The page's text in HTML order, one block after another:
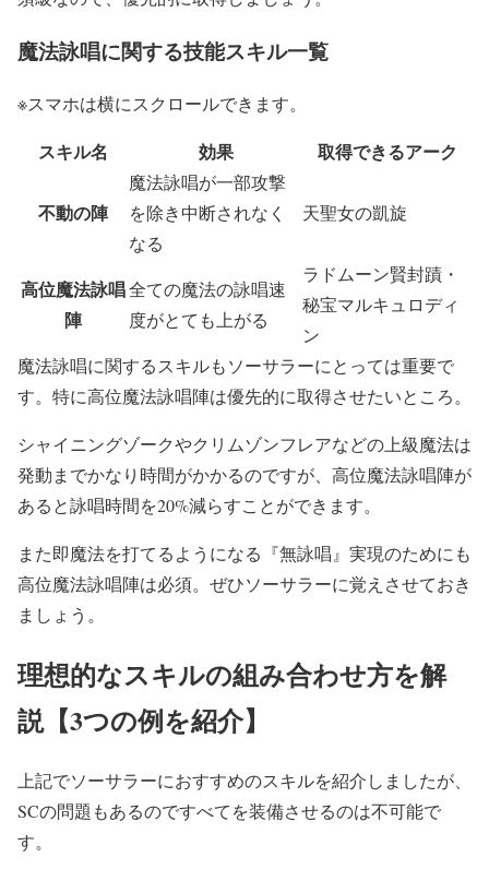
魔法詠唱に関する技能スキル一覧
※スマホは横にスクロールできます。
スキル名 効果 取得できるアーク
不動の陣
魔法詠唱が一部攻撃
を除き中断されなく
なる
天聖女の凱旋
高位魔法詠唱
陣
全ての魔法の詠唱速
度がとても上がる
ラドムーン賢封蹟・
秘宝マルキュロディ
ン
魔法詠唱に関するスキルもソーサラーにとっては重要で
す。特に高位魔法詠唱陣は優先的に取得させたいところ。
シャイニングゾークやクリムゾンフレアなどの上級魔法は
発動までかなり時間がかかるのですが、高位魔法詠唱陣が
あると詠唱時間を20%減らすことができます。
また即魔法を打てるようになる『無詠唱』実現のためにも
高位魔法詠唱陣は必須。ぜひソーサラーに覚えさせておき
ましょう。
理想的なスキルの組み合わせ方を解
説【3つの例を紹介】
上記でソーサラーにおすすめのスキルを紹介しましたが、
SCの問題もあるのですべてを装備させるのは不可能で
す。